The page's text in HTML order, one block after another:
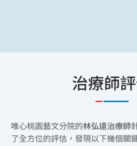
治療師
唯心桃園藝文分院的林弘遠治療師
了全方位的評估，發現以下幾個關